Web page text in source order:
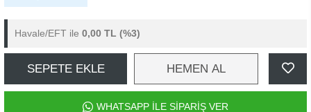
Havale/EFT ile 0,00 TL (%3)
SEPETE EKLE HEMEN AL
WHATSAPP İLE SİPARİŞ VER